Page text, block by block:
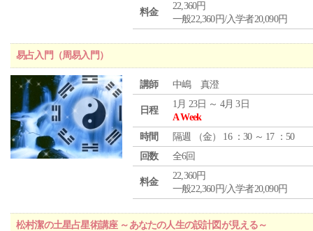
料金
22,360円
一般22,360円/入学者20,090円
易占入門（周易入門）
講師 中嶋 真澄
日程
1月 23日 ～ 4月 3日
A Week
時間
隔週 （金） 16 ：30 ～ 17 ：50
回数
全6回
料金
22,360円
一般22,360円/入学者20,090円
松村潔の土星占星術講座 ～あなたの人生の設計図が見える～